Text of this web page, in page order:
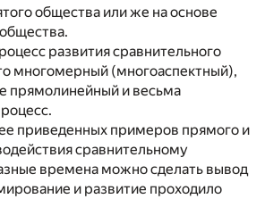
общества или же на основе
развития сравнительного
многомерный (многоаспектный),
прямолинейный и весьма
приведенных примеров прямого и
сравнительному
времена можно сделать вывод
и развитие проходило